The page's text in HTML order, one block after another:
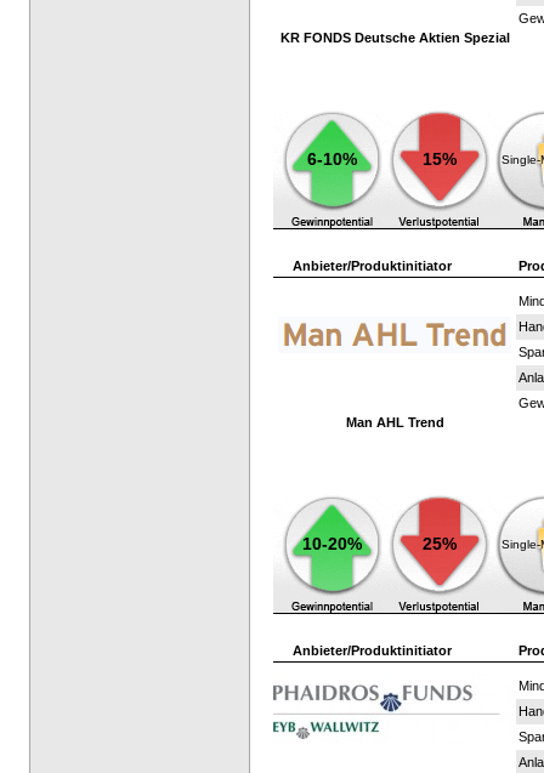
KR FONDS Deutsche Aktien Spezial
6-10% 15% Single-
Anbieter/Produktinitiator
Man AHL Trend
10-20% 25% Single-
Anbieter/Produktinitiator